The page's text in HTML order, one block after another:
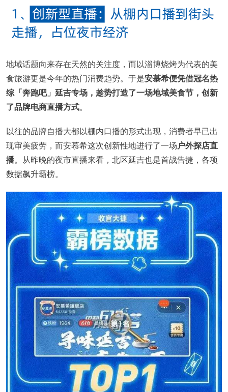
地域话题向来存在天然的关注度，而以淄博烧烤为代表的美
食旅游更是今年的热门消费趋势。于是安慕希便凭借冠名热
综「奔跑吧」延吉专场，趁势打造了一场地域美食节，创新
了品牌电商直播方式。
以往的品牌自播大都以棚内口播的形式出现，消费者早已出
现审美疲劳，而安慕希这次创新性地进行了一场 户外探店直
播。从昨晚的夜市直播来看，北区延吉也是首战告捷，各项
数据飙升霸榜。